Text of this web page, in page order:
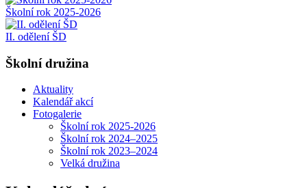
Školní rok 2025-2026
II. odělení ŠD
Školní družina
Aktuality
Kalendář akcí
Fotogalerie
Školní rok 2025-2026
Školní rok 2024–2025
Školní rok 2023–2024
Velká družina